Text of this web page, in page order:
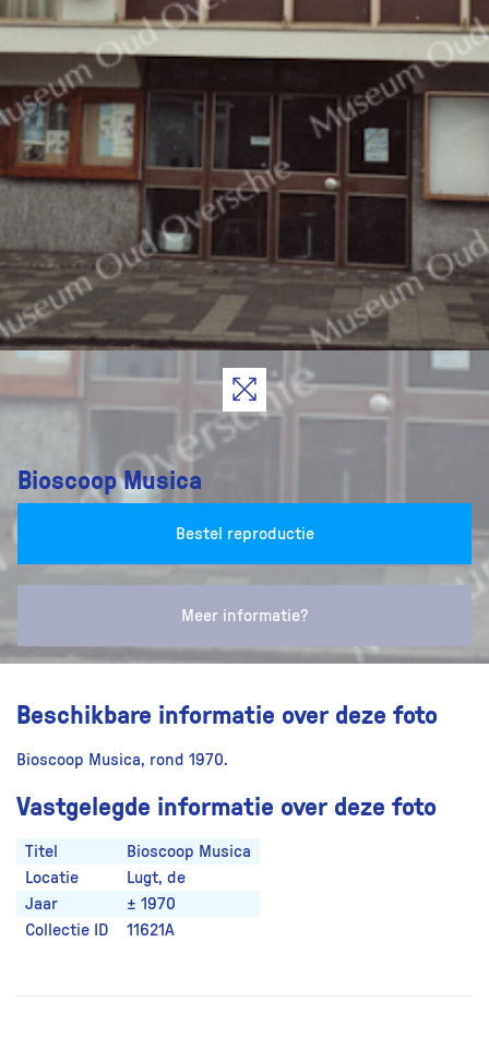
Bioscoop Musica
Bestel reproductie
Meer informatie?
Beschikbare informatie over deze foto
Bioscoop Musica, rond 1970.
Vastgelegde informatie over deze foto
Titel
Bioscoop Musica
Locatie
Lugt, de
Jaar
± 1970
Collectie ID
11621A